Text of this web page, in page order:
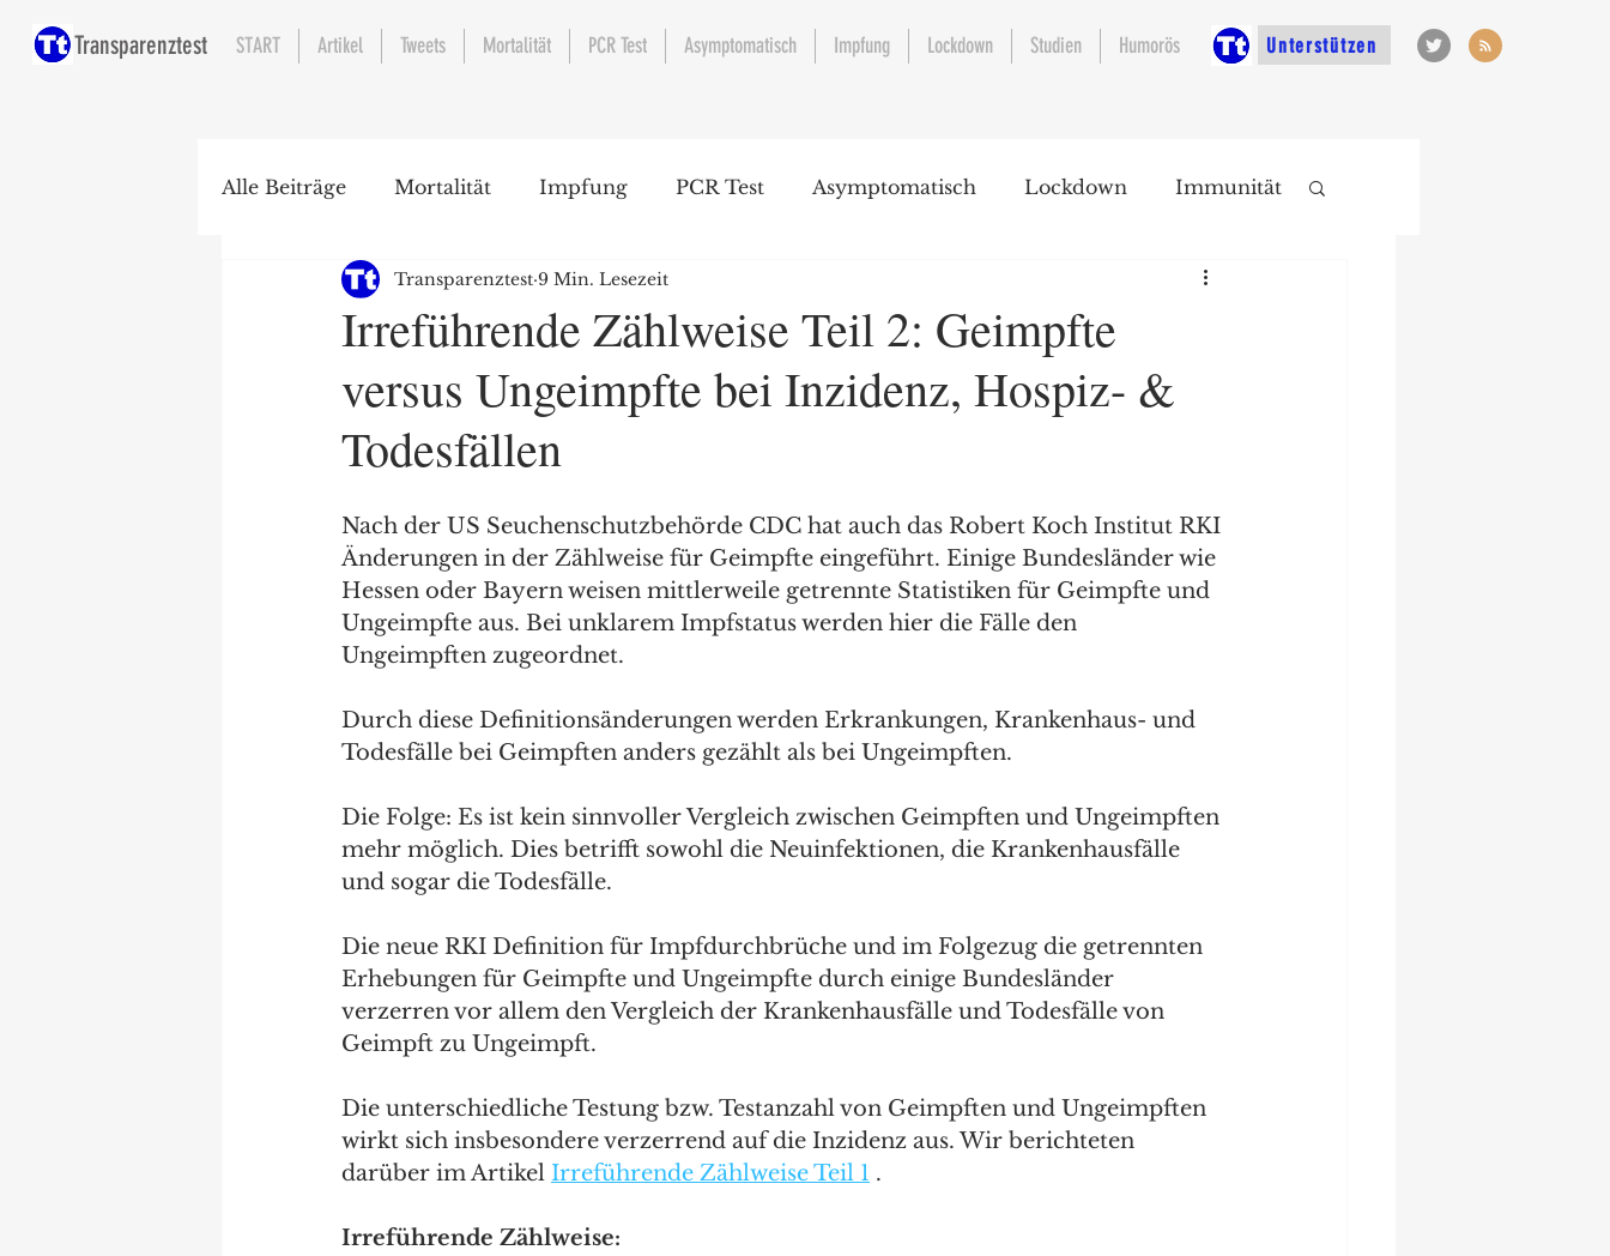
Transparenztest START Artikel Tweets Mortalität PCR Test Asymptomatisch Impfung Lockdown Studien Humorös Unterstützen
Alle Beiträge Mortalität Impfung PCR Test Asymptomatisch Lockdown Immunität
Krankenhaus
Irreführende Zählweise Teil 2: Geimpfte
versus Ungeimpfte bei Inzidenz, Hospiz- &
Todesfällen
Transparenztest 9 Min. Lesezeit
Nach der US Seuchenschutzbehörde CDC hat auch das Robert Koch Institut RKI
Änderungen in der Zählweise für Geimpfte eingeführt. Einige Bundesländer wie
Hessen oder Bayern weisen mittlerweile getrennte Statistiken für Geimpfte und
Ungeimpfte aus. Bei unklarem Impfstatus werden hier die Fälle den
Ungeimpften zugeordnet.
Durch diese Definitionsänderungen werden Erkrankungen, Krankenhaus- und
Todesfälle bei Geimpften anders gezählt als bei Ungeimpften.
Die Folge: Es ist kein sinnvoller Vergleich zwischen Geimpften und Ungeimpften
mehr möglich. Dies betrifft sowohl die Neuinfektionen, die Krankenhausfälle
und sogar die Todesfälle.
Die neue RKI Definition für Impfdurchbrüche und im Folgezug die getrennten
Erhebungen für Geimpfte und Ungeimpfte durch einige Bundesländer
verzerren vor allem den Vergleich der Krankenhausfälle und Todesfälle von
Geimpft zu Ungeimpft.
Die unterschiedliche Testung bzw. Testanzahl von Geimpften und Ungeimpften
wirkt sich insbesondere verzerrend auf die Inzidenz aus. Wir berichteten
darüber im Artikel Irreführende Zählweise Teil 1 .
Irreführende Zählweise: